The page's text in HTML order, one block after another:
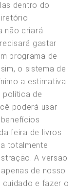
dentro do
não criará
gastar
programa de
o sistema de
a estimativa
política de
poderá usar
feira de livros
totalmente
A versão
de nosso
e fazer o